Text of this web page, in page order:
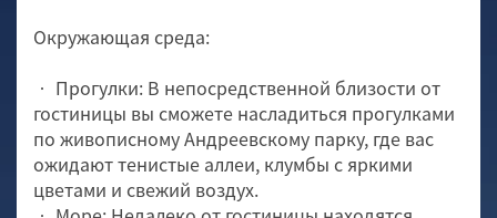
Окружающая среда:
• Прогулки: В непосредственной близости от
гостиницы вы сможете насладиться прогулками
по живописному Андреевскому парку, где вас
ожидают тенистые аллеи, клумбы с яркими
цветами и свежий воздух.